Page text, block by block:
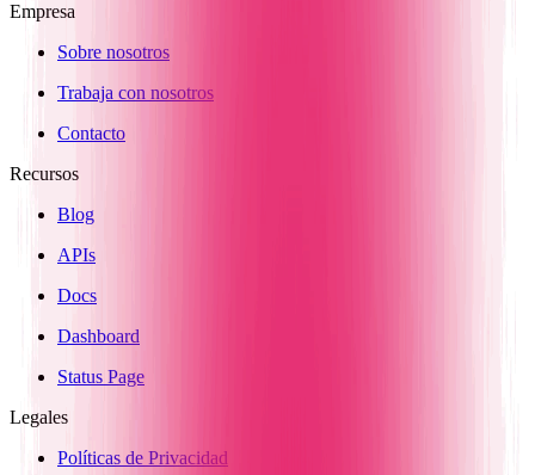
Empresa
Sobre nosotros
Trabaja con nosotros
Contacto
Recursos
Blog
APIs
Docs
Dashboard
Status Page
Legales
Políticas de Privacidad